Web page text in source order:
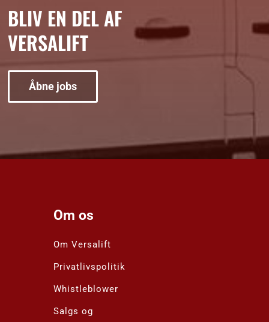
BLIV EN DEL AF
VERSALIFT
Åbne jobs
Om os
Om Versalift
Privatlivspolitik
Whistleblower
Salgs og